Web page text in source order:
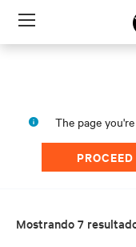
Menu
The page
PROCEED
Mostrando 7